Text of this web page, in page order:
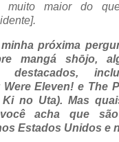
muito maior do
próxima
mangá shōjo,
destacados,
Were Eleven! e The
no Uta). Mas
acha que são
Estados Unidos e